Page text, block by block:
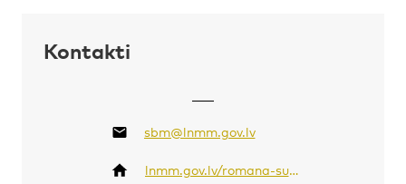
Kontakti
sbm@lnmm.gov.lv
lnmm.gov.lv/romana-sutas-un-aleksandras-belcovas-muzejs/apmekle/kontakti